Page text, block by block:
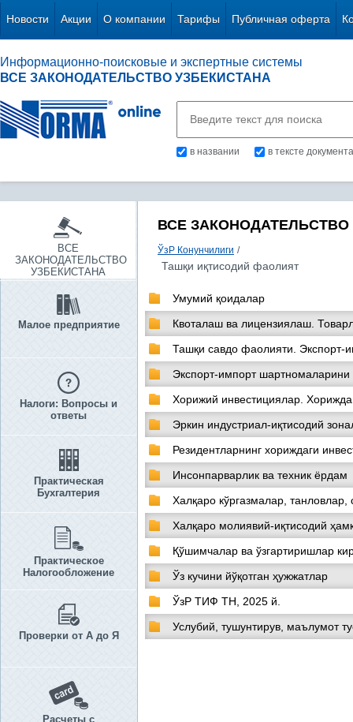
Новости Акции О компании Тарифы Публичная оферта
Информационно-поисковые и экспертные системы
ВСЕ ЗАКОНОДАТЕЛЬСТВО УЗБЕКИСТАНА
в названии в тексте документа
ВСЕ
ЗАКОНОДАТЕЛЬСТВО
УЗБЕКИСТАНА
Малое предприятие
Налоги: Вопросы и
ответы
Практическая
Бухгалтерия
Практическое
Налогообложение
Проверки от А до Я
Расчеты с
ВСЕ ЗАКОНОДАТЕЛЬСТВО
ЎзР Конунчилиги /
Ташқи иқтисодий фаолият
Умумий қоидалар
Квоталаш ва лицензиялаш.
Ташқи савдо фаолияти. Экспорт-
Экспорт-импорт
Хорижий инвестициялар.
Эркин индустриал-иқтисодий
Резидентларнинг хориждаги
Инсонпарварлик ва техник ёрдам
Халқаро кўргазмалар,
Халқаро молиявий-иқтисодий
Қўшимчалар ва ўзгартиришлар
Ўз кучини йўқотган ҳужжатлар
ЎзР ТИФ ТН, 2025 й.
Услубий, тушунтирув, маълумот